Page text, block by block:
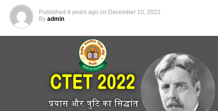
Published 4 years ago on December 10, 2022
By admin